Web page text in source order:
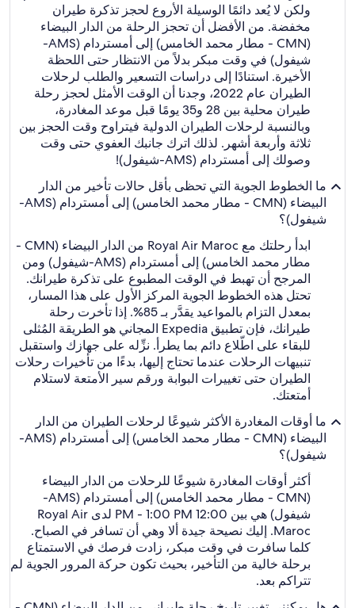
ولكن لا يُعد دائمًا الوسيلة الأروع لحجز تذكرة طيران
مخفضة. من الأفضل أن تحجز الرحلة من الدار البيضاء
(CMN - مطار محمد الخامس) إلى أمستردام (AMS-
شيفول) في وقت مبكر بدلاً من الانتظار حتى اللحظة
الأخيرة. استنادًا إلى دراسات التسعير والطلب لرحلات
الطيران عام 2022، وجدنا أن الوقت الأمثل لحجز رحلة
طيران محلية بين 28 و35 يومًا قبل موعد المغادرة،
وبالنسبة لرحلات الطيران الدولية فيتراوح وقت الحجز بين
ثلاثة وأربعة أشهر. لذلك اترك جانبك العفوي حتى وقت
وصولك إلى أمستردام (AMS-شيفول)!
ما الخطوط الجوية التي تحظى بأقل حالات تأخير من الدار
البيضاء (CMN - مطار محمد الخامس) إلى أمستردام (AMS-
شيفول)؟
ابدأ رحلتك مع Royal Air Maroc من الدار البيضاء (CMN -
مطار محمد الخامس) إلى أمستردام (AMS-شيفول) ومن
المرجح أن تهبط في الوقت المطبوع على تذكرة طيرانك.
تحتل هذه الخطوط الجوية المركز الأول على هذا المسار،
بمعدل التزام بالمواعيد يقدَّر بـ 85%. إذا تأخرت رحلة
طيرانك، فإن تطبيق Expedia المجاني هو الطريقة المُثلى
للبقاء على اطّلاع دائم بما يطرأ. نزِّله على جهازك واستقبل
تنبيهات الرحلات عندما تحتاج إليها، بدءًا من تأخيرات رحلات
الطيران حتى تغييرات البوابة ورقم سير الأمتعة لاستلام
أمتعتك.
ما أوقات المغادرة الأكثر شيوعًا لرحلات الطيران من الدار
البيضاء (CMN - مطار محمد الخامس) إلى أمستردام (AMS-
شيفول)؟
أكثر أوقات المغادرة شيوعًا للرحلات من الدار البيضاء
(CMN - مطار محمد الخامس) إلى أمستردام (AMS-
شيفول) هي بين 12:00 PM - 1:00 PM لدى Royal Air
Maroc. إليك نصيحة جيدة ألا وهي أن تسافر في الصباح.
كلما سافرت في وقت مبكر، زادت فرصك في الاستمتاع
برحلة خالية من التأخير، بحيث تكون حركة المرور الجوية لم
تتراكم بعد.